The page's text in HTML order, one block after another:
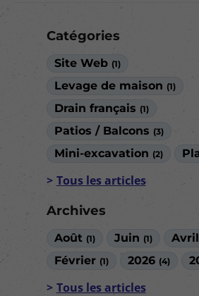
Catégories
Site Web (1)
Levage de maison (1)
Drain français (1)
Patios / Balcons (3)
Mini-excavation (2)
Tous les articles
Archives
Août (1) Juin (1) Avril
Février (1) 2026 (4)
Tous les articles